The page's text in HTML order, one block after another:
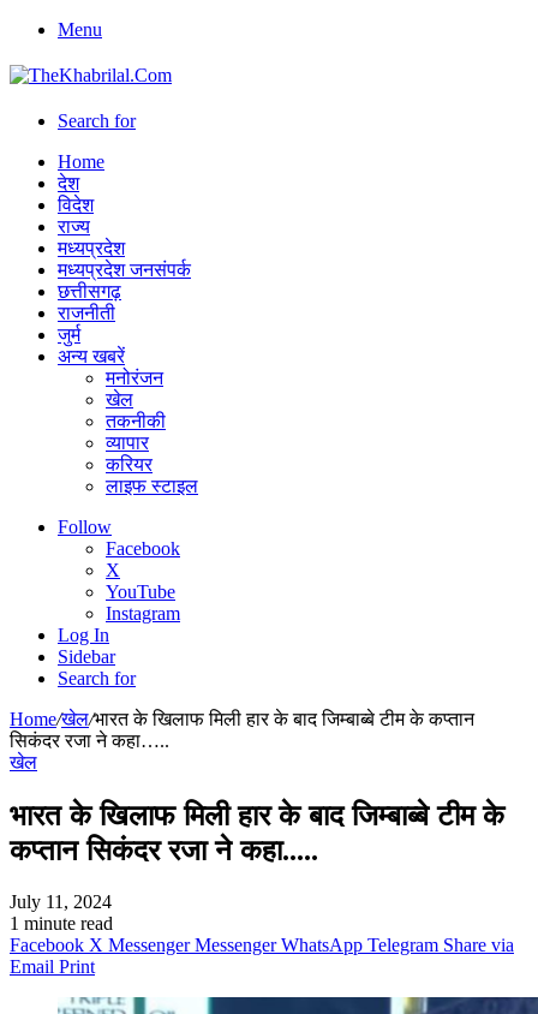
Menu
Search for
Home
देश
विदेश
राज्य
मध्यप्रदेश
मध्यप्रदेश जनसंपर्क
छत्तीसगढ़
राजनीती
जुर्म
अन्य खबरें
मनोरंजन
खेल
तकनीकी
व्यापार
करियर
लाइफ स्टाइल
Follow
Facebook
X
YouTube
Instagram
Log In
Sidebar
Search for
Home/खेल/भारत के खिलाफ मिली हार के बाद जिम्बाब्बे टीम के कप्तान
सिकंदर रजा ने कहा…..
खेल
भारत के खिलाफ मिली हार के बाद जिम्बाब्बे टीम के
कप्तान सिकंदर रजा ने कहा…..
July 11, 2024
1 minute read
Facebook X Messenger Messenger WhatsApp Telegram Share via
Email Print